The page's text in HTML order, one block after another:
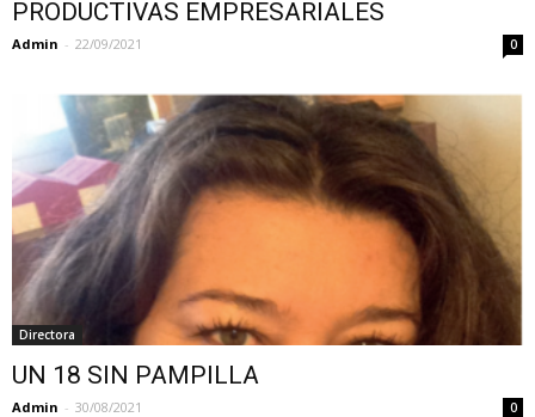
PRODUCTIVAS EMPRESARIALES
Admin - 22/09/2021 0
Directora
UN 18 SIN PAMPILLA
Admin - 30/08/2021 0